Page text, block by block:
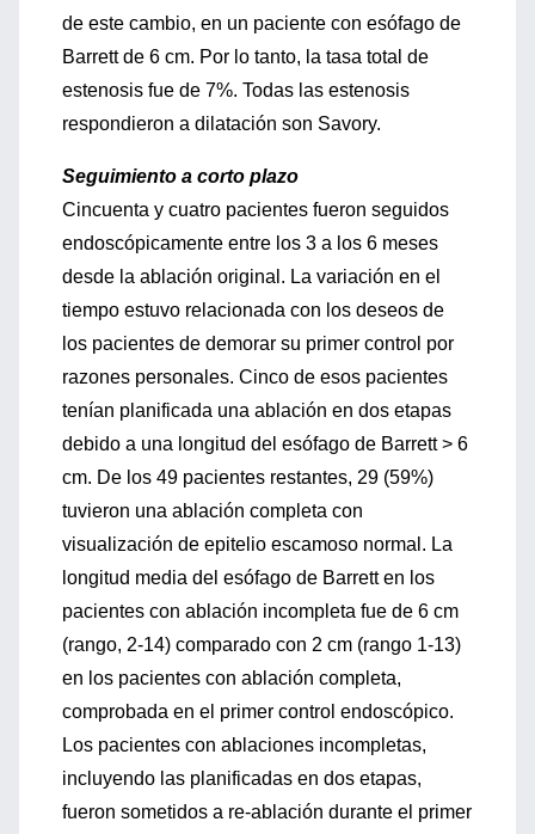
de este cambio, en un paciente con esófago de
Barrett de 6 cm. Por lo tanto, la tasa total de
estenosis fue de 7%. Todas las estenosis
respondieron a dilatación son Savory.
Seguimiento a corto plazo
Cincuenta y cuatro pacientes fueron seguidos
endoscópicamente entre los 3 a los 6 meses
desde la ablación original. La variación en el
tiempo estuvo relacionada con los deseos de
los pacientes de demorar su primer control por
razones personales. Cinco de esos pacientes
tenían planificada una ablación en dos etapas
debido a una longitud del esófago de Barrett > 6
cm. De los 49 pacientes restantes, 29 (59%)
tuvieron una ablación completa con
visualización de epitelio escamoso normal. La
longitud media del esófago de Barrett en los
pacientes con ablación incompleta fue de 6 cm
(rango, 2-14) comparado con 2 cm (rango 1-13)
en los pacientes con ablación completa,
comprobada en el primer control endoscópico.
Los pacientes con ablaciones incompletas,
incluyendo las planificadas en dos etapas,
fueron sometidos a re-ablación durante el primer